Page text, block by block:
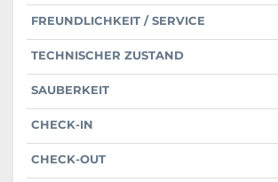
FREUNDLICHKEIT / SERVICE
TECHNISCHER ZUSTAND
SAUBERKEIT
CHECK-IN
CHECK-OUT